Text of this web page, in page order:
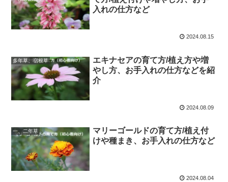
入れの仕方など
2024.08.15
多年草、宿根草
エキナセアの育て方/植え方や増
やし方、お手入れの仕方などを紹
介
2024.08.09
一、二年草
マリーゴールドの育て方/植え付
けや種まき、お手入れの仕方など
2024.08.04